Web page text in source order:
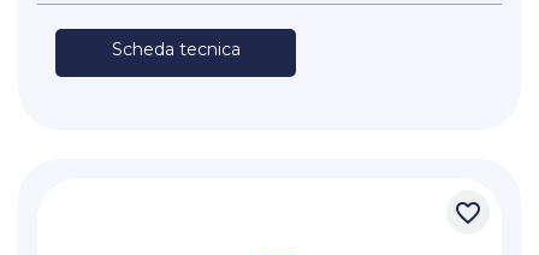
Scheda tecnica
favorite_border